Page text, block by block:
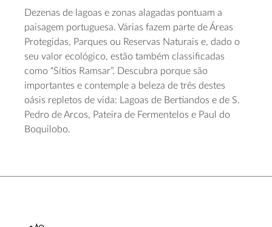
Dezenas de lagoas e zonas alagadas pontuam a
paisagem portuguesa. Várias fazem parte de Áreas
Protegidas, Parques ou Reservas Naturais e, dado o
seu valor ecológico, estão também classificadas
como “Sítios Ramsar”. Descubra porque são
importantes e contemple a beleza de três destes
oásis repletos de vida: Lagoas de Bertiandos e de S.
Pedro de Arcos, Pateira de Fermentelos e Paul do
Boquilobo.